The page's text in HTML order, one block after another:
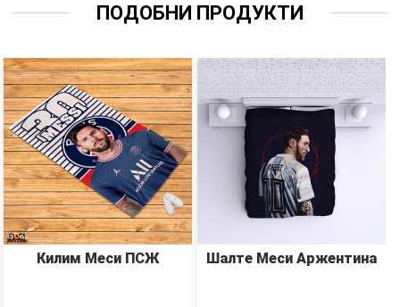
ПОДОБНИ ПРОДУКТИ
Килим Меси ПСЖ Шалте Меси Аржентина